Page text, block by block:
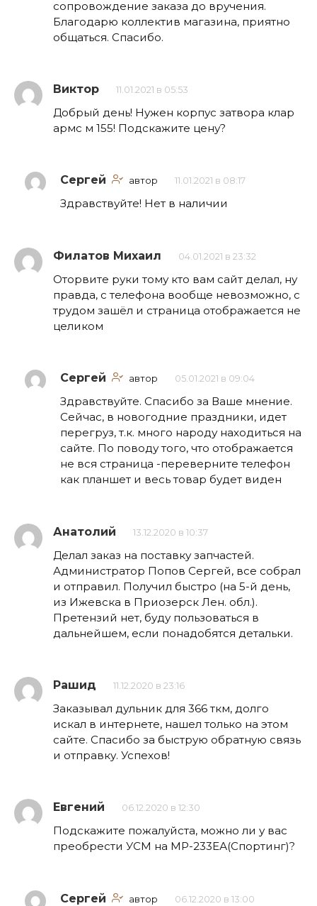
сопровождение заказа до вручения.
Благодарю коллектив магазина, приятно
общаться. Спасибо.
Виктор 11.01.2021 в 05:53
Добрый день! Нужен корпус затвора клар
армс м 155! Подскажите цену?
Сергей автор 11.01.2021 в 08:17
Здравствуйте! Нет в наличии
Филатов Михаил 04.01.2021 в 23:32
Оторвите руки тому кто вам сайт делал, ну
правда, с телефона вообще невозможно, с
трудом зашёл и страница отображается не
целиком
Сергей автор 05.01.2021 в 09:04
Здравствуйте. Спасибо за Ваше мнение.
Сейчас, в новогодние праздники, идет
перегруз, т.к. много народу находиться на
сайте. По поводу того, что отображается
не вся страница -переверните телефон
как планшет и весь товар будет виден
Анатолий 13.12.2020 в 10:37
Делал заказ на поставку запчастей.
Администратор Попов Сергей, все собрал
и отправил. Получил быстро (на 5-й день,
из Ижевска в Приозерск Лен. обл.).
Претензий нет, буду пользоваться в
дальнейшем, если понадобятся детальки.
Рашид 11.12.2020 в 23:16
Заказывал дульник для 366 ткм, долго
искал в интернете, нашел только на этом
сайте. Спасибо за быструю обратную связь
и отправку. Успехов!
Евгений 06.12.2020 в 12:30
Подскажите пожалуйста, можно ли у вас
преобрести УСМ на МР-233ЕА(Спортинг)?
Сергей автор 06.12.2020 в 13:00